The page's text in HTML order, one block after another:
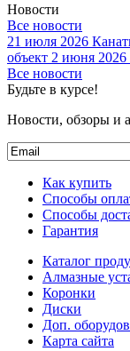
Новости
Все новости
21 июля 2026
объект 2 июня 2026
Все новости
Будьте в курсе!
Новости, обзоры и
Как купить
Способы
Способы
Гарантия
Каталог
Алмазные
Коронки
Диски
Доп.
Карта сайта